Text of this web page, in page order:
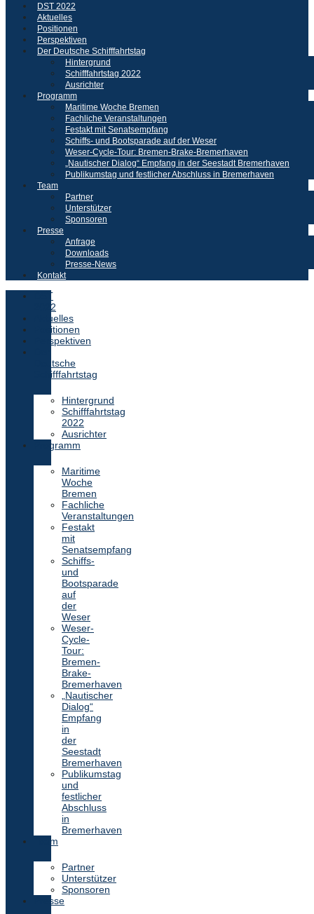
DST 2022
Aktuelles
Positionen
Perspektiven
Der Deutsche Schifffahrtstag
Hintergrund
Schifffahrtstag 2022
Ausrichter
Programm
Maritime Woche Bremen
Fachliche Veranstaltungen
Festakt mit Senatsempfang
Schiffs- und Bootsparade auf der Weser
Weser-Cycle-Tour: Bremen-Brake-Bremerhaven
„Nautischer Dialog“ Empfang in der Seestadt Bremerhaven
Publikumstag und festlicher Abschluss in Bremerhaven
Team
Partner
Unterstützer
Sponsoren
Presse
Anfrage
Downloads
Presse-News
Kontakt
DST
2022
Aktuelles
Positionen
Perspektiven
Deutsche
Schifffahrtstag
Hintergrund
Schifffahrtstag
2022
Ausrichter
Programm
Maritime
Woche
Bremen
Fachliche
Veranstaltungen
Festakt
mit
Senatsempfang
Schiffs-
und
Bootsparade
auf
der
Weser
Weser-
Cycle-
Tour:
Bremen-
Brake-
Bremerhaven
„Nautischer
Dialog“
Empfang
in
der
Seestadt
Bremerhaven
Publikumstag
und
festlicher
Abschluss
in
Bremerhaven
Team
Partner
Unterstützer
Sponsoren
Presse